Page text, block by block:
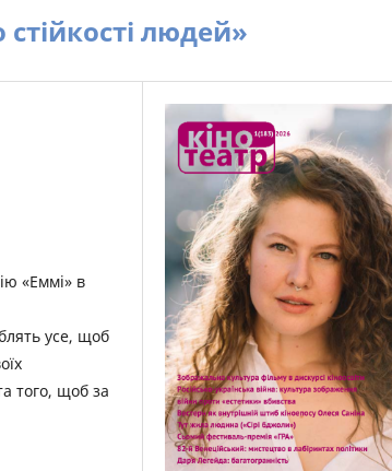
людей»
«Еммі» в
усе, щоб
того, щоб за